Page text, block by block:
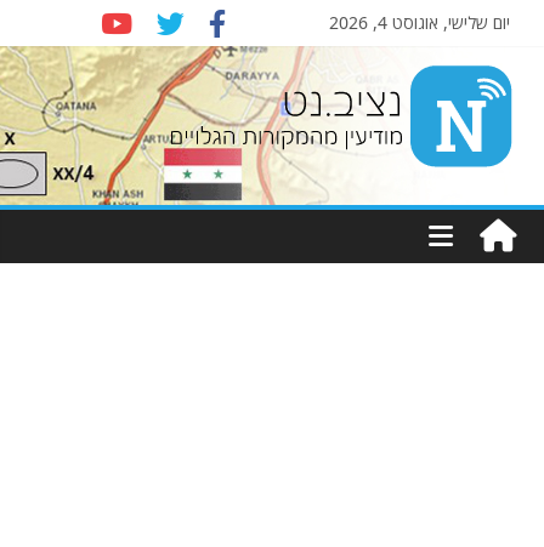
יום שלישי, אוגוסט 4, 2026
Nziv.net
מודיעין
מהמקורות